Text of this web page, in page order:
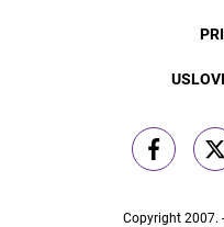
Copyright 2007.